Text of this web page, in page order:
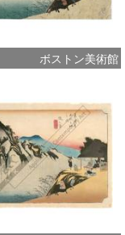
ボストン美術館